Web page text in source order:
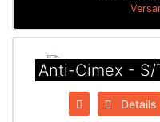
Anti-Cimex - S/
Details